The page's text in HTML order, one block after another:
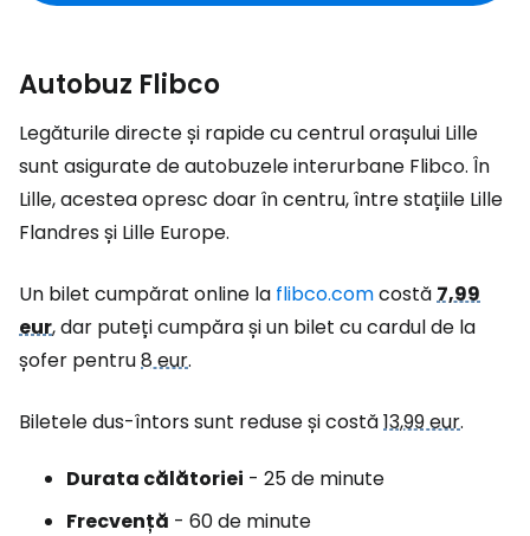
Autobuz Flibco
Legăturile directe și rapide cu centrul orașului Lille
sunt asigurate de autobuzele interurbane Flibco. În
Lille, acestea opresc doar în centru, între stațiile Lille
Flandres și Lille Europe.
Un bilet cumpărat online la flibco.comcostă7,99
eur,dar puteți cumpăra și un bilet cu cardul de la
șofer pentru8 eur.
Biletele dus-întors sunt reduse și costă13,99 eur.
Durata călătoriei - 25 de minute
Frecvență - 60 de minute